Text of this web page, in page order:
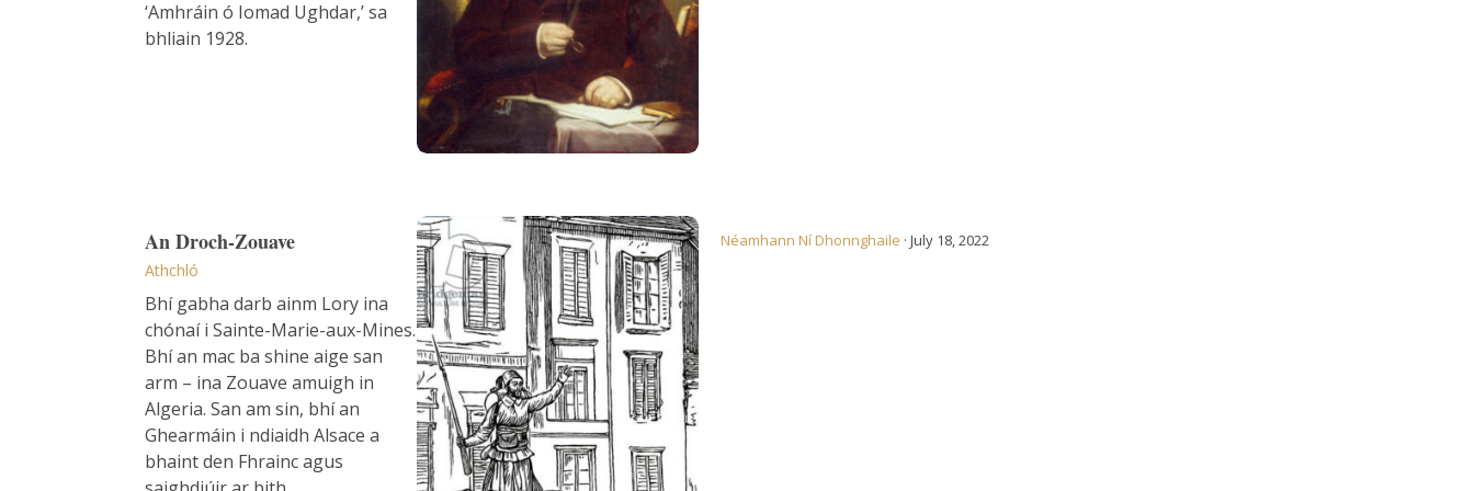
‘Amhráin ó Iomad Ughdar,’ sa
bhliain 1928.
An Droch-Zouave
Athchló
Bhí gabha darb ainm Lory ina
chónaí i Sainte-Marie-aux-Mines.
Bhí an mac ba shine aige san
arm – ina Zouave amuigh in
Algeria. San am sin, bhí an
Ghearmáin i ndiaidh Alsace a
bhaint den Fhrainc agus
An Droch-Zouave Néamhann Ní Dhonnghaile ·July 18, 2022